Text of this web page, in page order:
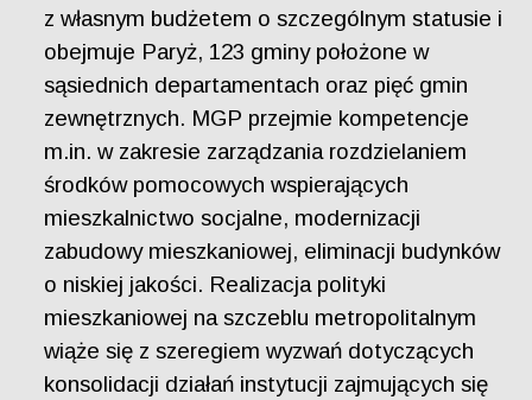
z własnym budżetem o szczególnym statusie i
obejmuje Paryż, 123 gminy położone w
sąsiednich departamentach oraz pięć gmin
zewnętrznych. MGP przejmie kompetencje
m.in. w zakresie zarządzania rozdzielaniem
środków pomocowych wspierających
mieszkalnictwo socjalne, modernizacji
zabudowy mieszkaniowej, eliminacji budynków
o niskiej jakości. Realizacja polityki
mieszkaniowej na szczeblu metropolitalnym
wiąże się z szeregiem wyzwań dotyczących
konsolidacji działań instytucji zajmujących się